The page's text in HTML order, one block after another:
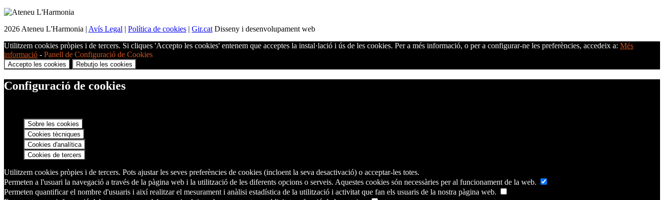
2026 Ateneu L'Harmonia | Avís Legal | Política de cookies | Gir.cat Disseny i desenvolupament web
Utilitzem cookies pròpies i de tercers. Si cliques 'Accepto les cookies' entenem que acceptes la instal·lació i ús de les cookies. Per a més informació, o per a configurar-ne les preferències, accedeix a: Més
informació - Panell de Configuració de Cookies
Accepto les cookies Rebutjo les cookies
Configuració de cookies
Sobre les cookies
Cookies tècniques
Cookies d'analítica
Cookies de tercers
Utilitzem cookies pròpies i de tercers. Pots ajustar les seves preferències de cookies (incloent la seva desactivació) o acceptar-les totes.
Permeten a l'usuari la navegació a través de la pàgina web i la utilització de les diferents opcions o serveis. Aquestes cookies són necessàries per al funcionament de la web.
Permeten quantificar el nombre d'usuaris i així realitzar el mesurament i anàlisi estadística de la utilització i activitat que fan els usuaris de la nostra pàgina web.